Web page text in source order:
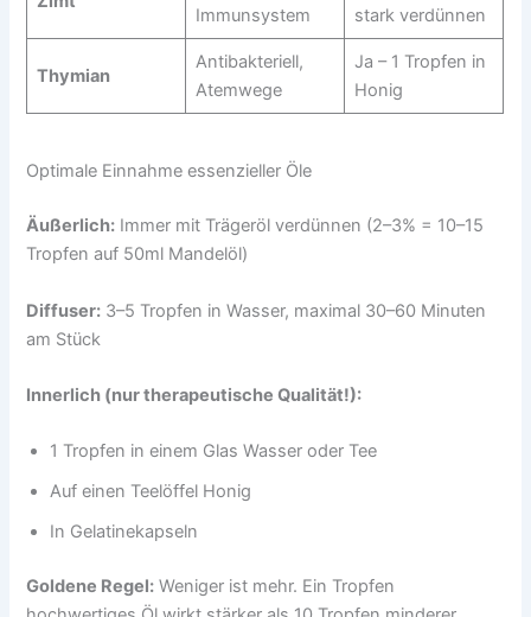
Immunsystem stark verdünnen
Thymian
Antibakteriell,
Atemwege
Ja – 1 Tropfen in
Honig
Optimale Einnahme essenzieller Öle
Äußerlich: Immer mit Trägeröl verdünnen (2–3% = 10–15
Tropfen auf 50ml Mandelöl)
Diffuser: 3–5 Tropfen in Wasser, maximal 30–60 Minuten
am Stück
Innerlich (nur therapeutische Qualität!):
1 Tropfen in einem Glas Wasser oder Tee
Auf einen Teelöffel Honig
In Gelatinekapseln
Goldene Regel: Weniger ist mehr. Ein Tropfen